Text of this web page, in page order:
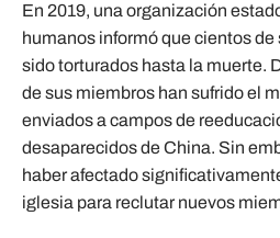
En 2019, una organización
humanos informó que cientos
sido torturados hasta la muerte.
de sus miembros han sufrido el
enviados a campos de
desaparecidos de China. Sin
haber afectado
iglesia para reclutar nuevos